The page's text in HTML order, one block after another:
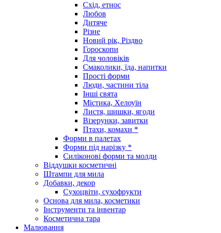
Схід, етнос
Любов
Дитяче
Різне
Новий рік, Різдво
Гороскопи
Для чоловіків
Смаколики, їда, напитки
Прості форми
Люди, частини тіла
Інші свята
Містика, Хелоуїн
Листя, шишки, ягоди
Візерунки, завитки
Птахи, комахи *
Форми в палетах
Форми під нарізку *
Силіконові форми та молди
Віддушки косметичні
Штампи для мила
Добавки, декор
Сухоцвіти, сухофрукти
Основа для мила, косметики
Інструменти та інвентар
Косметична тара
Малювання